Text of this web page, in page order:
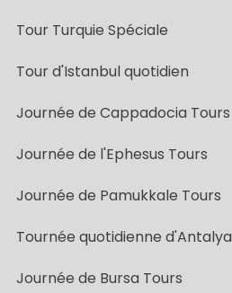
Tour Turquie Spéciale
Tour d'Istanbul quotidien
Journée de Cappadocia Tours
Journée de l'Ephesus Tours
Journée de Pamukkale Tours
Tournée quotidienne d'Antalya
Journée de Bursa Tours